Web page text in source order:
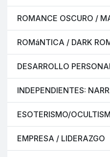
ROMANCE OSCURO /
ROMáNTICA / DARK
DESARROLLO
INDEPENDIENTES:
ESOTERISMO/
EMPRESA / LIDERAZGO